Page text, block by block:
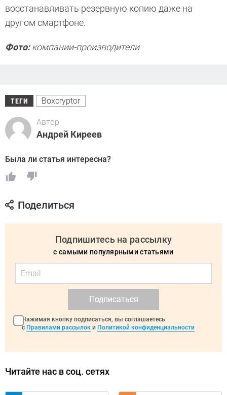
восстанавливать резервную копию даже на
другом смартфоне.
Фото:компании-производители
ТЕГИ Boxcryptor
Автор
Андрей Киреев
Была ли статья интересна?
Поделиться
Подпишитесь на рассылку
с самыми популярными статьями
Подписаться
Нажимая кнопку подписаться, вы соглашаетесь
с Правилами рассылок и Политикой конфиденциальности
Читайте нас в соц. сетях